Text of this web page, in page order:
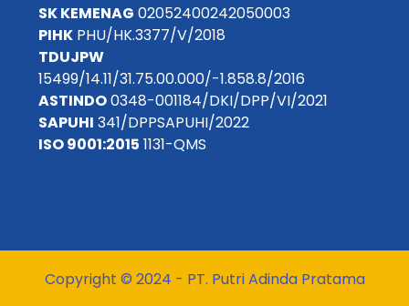
SK KEMENAG 02052400242050003
PIHK PHU/HK.3377/V/2018
TDUJPW
15499/14.11/31.75.00.000/-1.858.8/2016
ASTINDO0348-001184/DKI/DPP/VI/2021
SAPUHI 341/DPPSAPUHI/2022
ISO 9001:2015 1131-QMS
Copyright © 2024 - PT. Putri Adinda Pratama